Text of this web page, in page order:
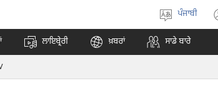
ਚੁਣੋ
ਪੰਜਾਬੀ
ਲਾਇਬ੍ਰੇਰੀ ਖ਼ਬਰਾਂ ਸਾਡੇ ਬਾਰੇ